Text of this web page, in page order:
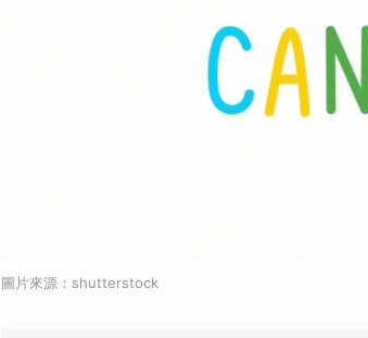
圖片來源：shutterstock